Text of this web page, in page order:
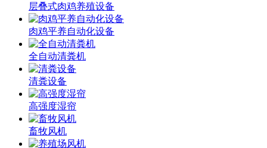
层叠式肉鸡养殖设备
肉鸡平养自动化设备
全自动清粪机
清粪设备
高强度湿帘
畜牧风机